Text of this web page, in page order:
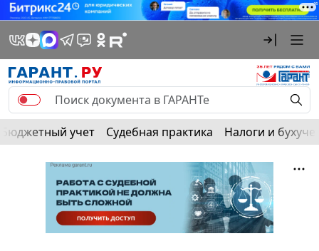
Бюджетный учет Судебная практика Налоги и